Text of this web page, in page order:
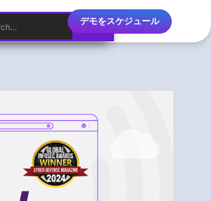
デモをスケジュール